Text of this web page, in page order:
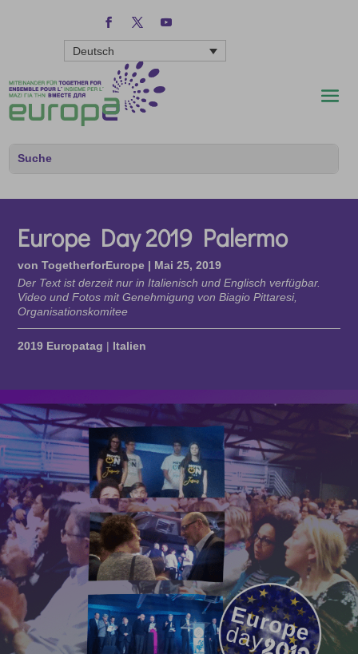
Deutsch
Europe Day 2019 Palermo
vonTogetherforEurope | Mai 25, 2019
Der Text ist derzeit nur in Italienisch und Englisch verfügbar.
Video und Fotos mit Genehmigung von Biagio Pittaresi,
Organisationskomitee
2019 Europatag | Italien